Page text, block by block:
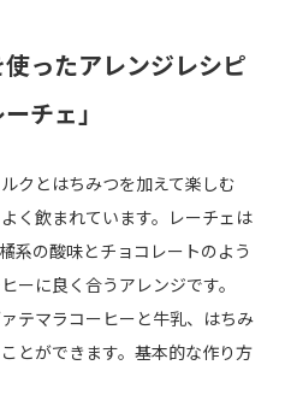
ったアレンジレシピ
チェ」
クとはちみつを加えて楽しむ
く飲まれています。レーチェは
系の酸味とチョコレートのよう
ーに良く合うアレンジです。
テマラコーヒーと牛乳、はちみ
とができます。基本的な作り方